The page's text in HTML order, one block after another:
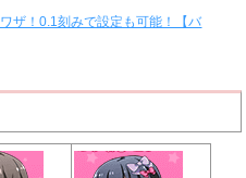
ザ！0.1刻みで設定も可能！【バ